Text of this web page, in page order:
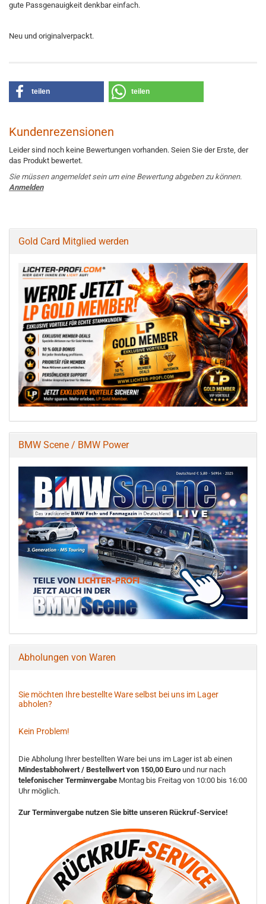
gute Passgenauigkeit denkbar einfach.
Neu und originalverpackt.
teilen teilen
Kundenrezensionen
Leider sind noch keine Bewertungen vorhanden. Seien Sie der Erste, der
das Produkt bewertet.
Sie müssen angemeldet sein um eine Bewertung abgeben zu können.
Anmelden
Gold Card Mitglied werden
BMW Scene / BMW Power
Abholungen von Waren
Sie möchten Ihre bestellte Ware selbst bei uns im Lager
abholen?
Kein Problem!
Die Abholung Ihrer bestellten Ware bei uns im Lager ist ab einen
Mindestabholwert / Bestellwert von 150,00 Euro und nur nach
telefonischer Terminvergabe Montag bis Freitag von 10:00 bis 16:00
Uhr möglich.
Zur Terminvergabe nutzen Sie bitte unseren Rückruf-Service!